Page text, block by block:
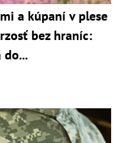
a kúpaní v plese
bez hraníc: